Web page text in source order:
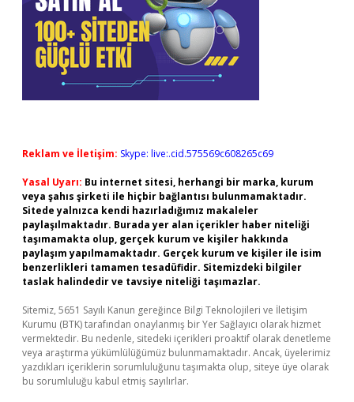
Reklam ve İletişim: Skype: live:.cid.575569c608265c69
Yasal Uyarı: Bu internet sitesi, herhangi bir marka, kurum
veya şahıs şirketi ile hiçbir bağlantısı bulunmamaktadır.
Sitede yalnızca kendi hazırladığımız makaleler
paylaşılmaktadır. Burada yer alan içerikler haber niteliği
taşımamakta olup, gerçek kurum ve kişiler hakkında
paylaşım yapılmamaktadır. Gerçek kurum ve kişiler ile isim
benzerlikleri tamamen tesadüfidir. Sitemizdeki bilgiler
taslak halindedir ve tavsiye niteliği taşımazlar.
Sitemiz, 5651 Sayılı Kanun gereğince Bilgi Teknolojileri ve İletişim
Kurumu (BTK) tarafından onaylanmış bir Yer Sağlayıcı olarak hizmet
vermektedir. Bu nedenle, sitedeki içerikleri proaktif olarak denetleme
veya araştırma yükümlülüğümüz bulunmamaktadır. Ancak, üyelerimiz
yazdıkları içeriklerin sorumluluğunu taşımakta olup, siteye üye olarak
bu sorumluluğu kabul etmiş sayılırlar.